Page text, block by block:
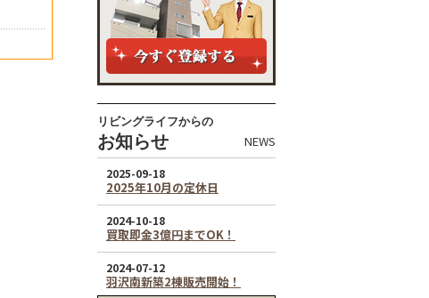
リビングライフからの
お知らせ NEWS